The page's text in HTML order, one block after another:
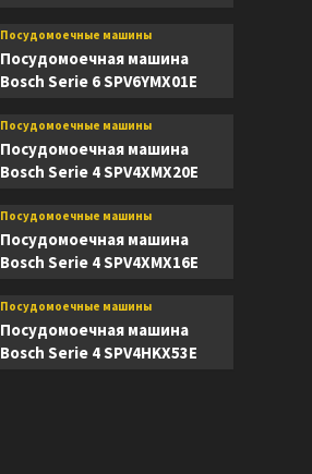
Посудомоечные машины
Посудомоечная машина
Bosch Serie 6 SPV6YMX01E
Посудомоечные машины
Посудомоечная машина
Bosch Serie 4 SPV4XMX20E
Посудомоечные машины
Посудомоечная машина
Bosch Serie 4 SPV4XMX16E
Посудомоечные машины
Посудомоечная машина
Bosch Serie 4 SPV4HKX53E